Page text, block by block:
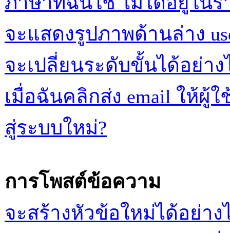
จะแสดงรูปภาพด้านล่าง
จะเปลี่ยนระดับขั้นได้อย่าง
เมื่อฉันคลิกส่ง email ให้ผู้
สู่ระบบใหม่?
การโพสต์ข้อความ
จะสร้างหัวข้อใหม่ได้อย่าง